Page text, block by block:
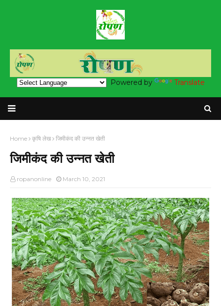
Powered by Translate
Home कृषि लेख जिमीकंद की उन्नत खेती
जिमीकंद की उन्नत खेती
ropanonline March 10, 2021